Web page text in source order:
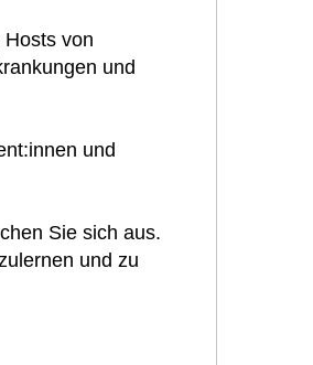
von
und
und
Sie sich aus.
und zu